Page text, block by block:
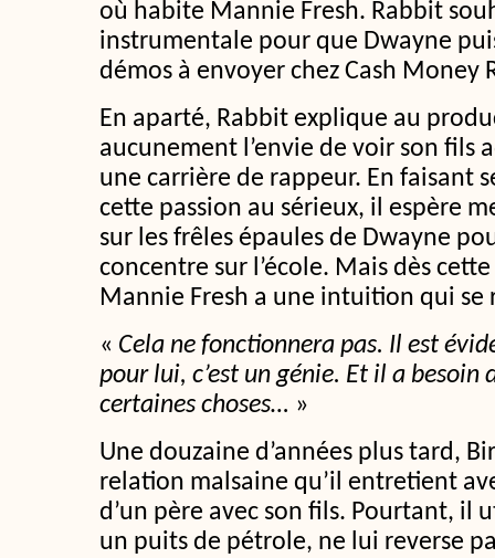
où habite Mannie Fresh. Rabbit
instrumentale pour que Dwayne
démos à envoyer chez Cash Money
En aparté, Rabbit explique au
aucunement l’envie de voir son fils
une carrière de rappeur. En faisant
cette passion au sérieux, il espère
sur les frêles épaules de Dwayne
concentre sur l’école. Mais dès
Mannie Fresh a une intuition qui se
« Cela ne fonctionnera pas. Il est
pour lui, c’est un génie. Et il a besoin
certaines choses… »
Une douzaine d’années plus tard,
relation malsaine qu’il entretient
d’un père avec son fils. Pourtant, il
un puits de pétrole, ne lui reverse